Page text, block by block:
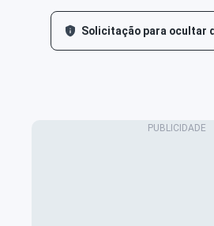
Solicitação para ocultar